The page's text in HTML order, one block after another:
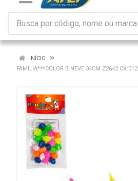
INÍCIO
FAMILIA***COLOR B.NEVE 34CM Z2642 CX:012